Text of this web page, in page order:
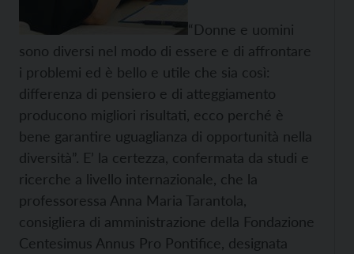
“Donne e uomini
sono diversi nel modo di essere e di affrontare
i problemi ed è bello e utile che sia così:
differenza di pensiero e di atteggiamento
producono migliori risultati, ecco perché è
bene garantire uguaglianza di opportunità nella
diversità”. E’ la certezza, confermata da studi e
ricerche a livello internazionale, che la
professoressa Anna Maria Tarantola,
consigliera di amministrazione della Fondazione
Centesimus Annus Pro Pontifice, designata